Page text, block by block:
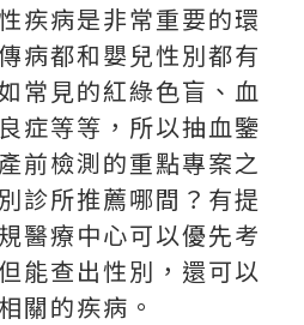
疾病是非常重要的環
病都和嬰兒性別都有
常見的紅綠色盲、血
症等等，所以抽血鑒
前檢測的重點專案之
診所推薦哪間？有提
醫療中心可以優先考
能查出性別，還可以
關的疾病。